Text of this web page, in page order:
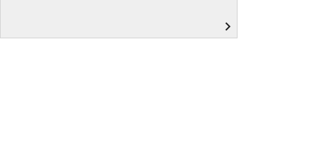
navigate_next